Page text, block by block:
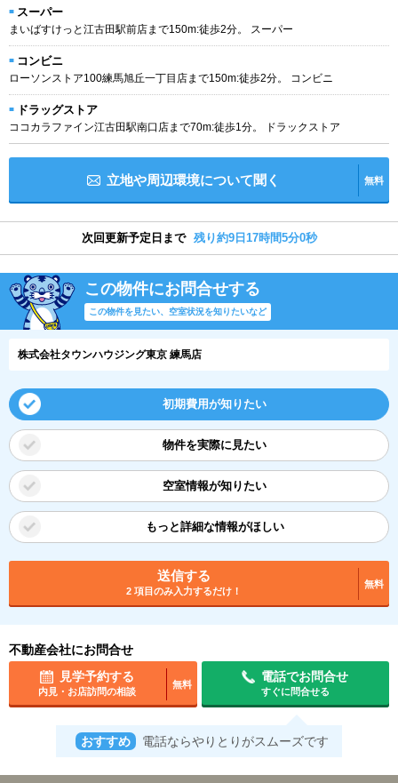
スーパー
まいばすけっと江古田駅前店まで150m:徒歩2分。 スーパー
コンビニ
ローソンストア100練馬旭丘一丁目店まで150m:徒歩2分。 コンビニ
ドラッグストア
ココカラファイン江古田駅南口店まで70m:徒歩1分。 ドラックストア
立地や周辺環境について聞く 無料
次回更新予定日まで 残り約9日17時間4分59秒
この物件にお問合せする
この物件を見たい、空室状況を知りたいなど
株式会社タウンハウジング東京 練馬店
初期費用が知りたい
物件を実際に見たい
空室情報が知りたい
もっと詳細な情報がほしい
送信する
2 項目のみ入力するだけ！
無料
不動産会社にお問合せ
見学予約する
内見・お店訪問の相談
無料
電話でお問合せ
すぐに問合せる
おすすめ 電話ならやりとりがスムーズです